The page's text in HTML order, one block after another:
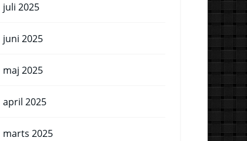
juli 2025
juni 2025
maj 2025
april 2025
marts 2025